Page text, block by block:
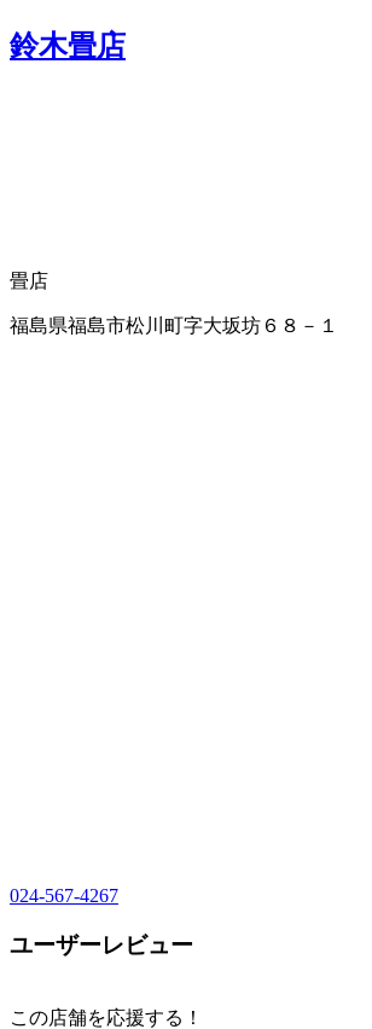
鈴木畳店
畳店
福島県福島市松川町字大坂坊６８－１
024-567-4267
ユーザーレビュー
この店舗を応援する！